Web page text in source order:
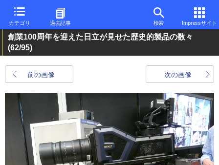
カテゴリ 過去記事 検索 Impressサイト
創業100周年を迎えた日立が見せた歴史的製品の数々
(62/95)
前の画像 次の画像